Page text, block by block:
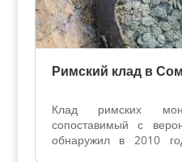
Римский клад в
Клад римских
сопоставимый с
обнаружил в 2010